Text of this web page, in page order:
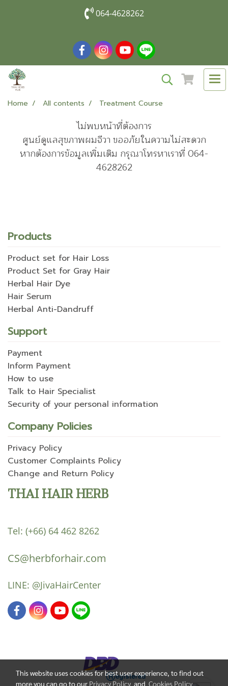
064-4628262
Home All contents Treatment Course
ไม่พบหน้าที่ต้องการ
ศูนย์ดูแลสุขภาพผมจีวา ขออภัยในความไม่สะดวก
หากต้องการข้อมูลเพิ่มเติม กรุณาโทรหาเราที่ 064-
4628262
Products
Product set for Hair Loss
Product Set for Gray Hair
Herbal Hair Dye
Hair Serum
Herbal Anti-Dandruff
Support
Payment
Inform Payment
How to use
Talk to Hair Specialist
Security of your personal information
Company Policies
Privacy Policy
Customer Complaints Policy
Change and Return Policy
THAI HAIR HERB
Tel: (+66) 64 462 8262
CS@herbforhair.com
LINE: @JivaHairCenter
This website uses cookies for best user experience, to find out
more you can go to our Privacy Policy and Cookies Policy